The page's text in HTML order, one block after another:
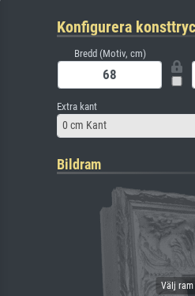
Konfigurera
Bredd (Motiv, cm)
Extra kant
0 cm Kant
Bildram